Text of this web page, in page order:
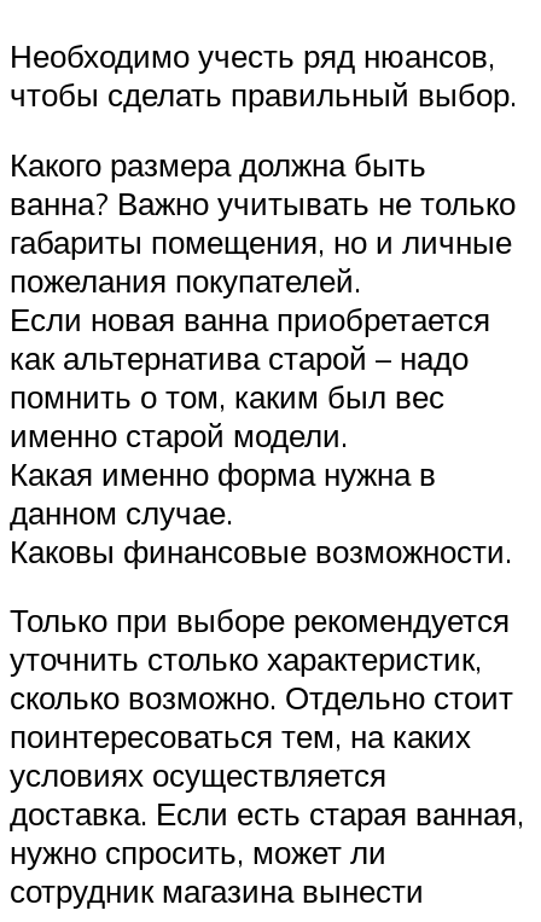
Необходимо учесть ряд нюансов,
чтобы сделать правильный выбор.
Какого размера должна быть
ванна? Важно учитывать не только
габариты помещения, но и личные
пожелания покупателей.
Если новая ванна приобретается
как альтернатива старой – надо
помнить о том, каким был вес
именно старой модели.
Какая именно форма нужна в
данном случае.
Каковы финансовые возможности.
Только при выборе рекомендуется
уточнить столько характеристик,
сколько возможно. Отдельно стоит
поинтересоваться тем, на каких
условиях осуществляется
доставка. Если есть старая ванная,
нужно спросить, может ли
сотрудник магазина вынести